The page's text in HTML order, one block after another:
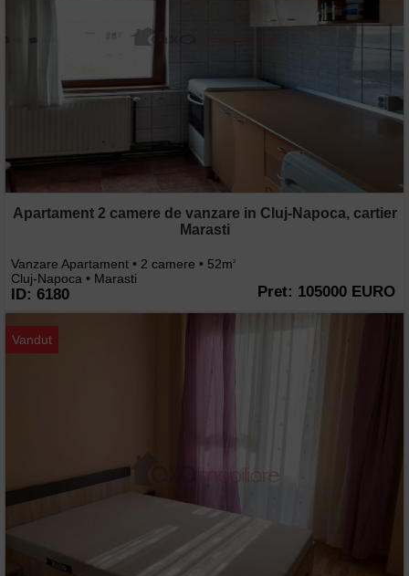
Apartament 2 camere de vanzare in Cluj-Napoca, cartier
Marasti
Vanzare Apartament • 2 camere • 52m2
Cluj-Napoca • Marasti
ID: 6180 Pret: 105000 EURO
Vandut